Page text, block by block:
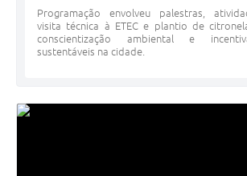
Programação envolveu palestras,
visita técnica à ETEC e plantio de
conscientização ambiental e
sustentáveis na cidade.